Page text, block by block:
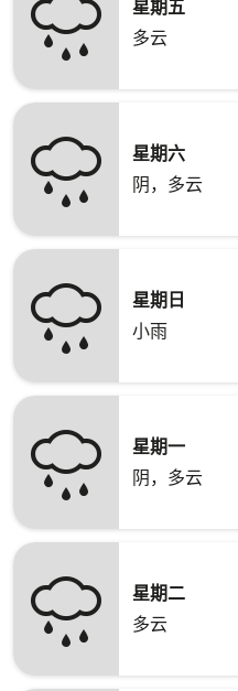
星期五
多云
星期六
阴，多云
星期日
小雨
星期一
阴，多云
星期二
多云